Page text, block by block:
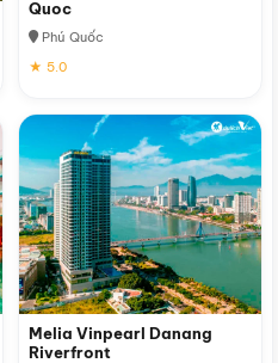
Quoc
Phú Quốc
★ 5.0
Melia Vinpearl Danang
Riverfront